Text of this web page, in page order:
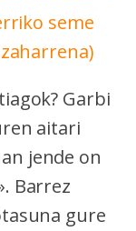
seme
zaharrena)
Garbi
aitari
jende on
Barrez
gure